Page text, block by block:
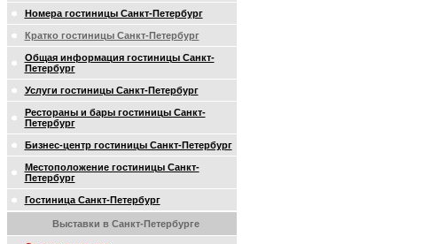
Номера гостиницы Санкт-Петербург
Кратко гостиницы Санкт-Петербург
Общая информация гостиницы Санкт-
Петербург
Услуги гостиницы Санкт-Петербург
Рестораны и бары гостиницы Санкт-
Петербург
Бизнес-центр гостиницы Санкт-Петербург
Местоположение гостиницы Санкт-
Петербург
Гостиница Санкт-Петербург
Выставки в Санкт-Петербурге